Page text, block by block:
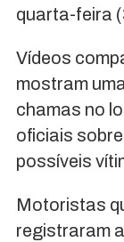
quarta-feira
Vídeos
mostram
chamas no
oficiais
possíveis
Motoristas
registraram